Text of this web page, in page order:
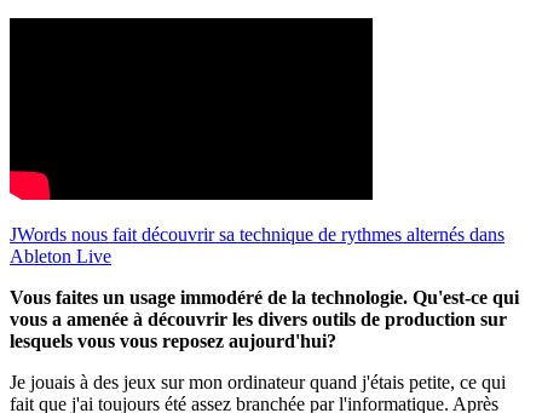
JWords nous fait découvrir sa technique de rythmes alternés dans
Ableton Live
Vous faites un usage immodéré de la technologie. Qu'est-ce qui
vous a amenée à découvrir les divers outils de production sur
lesquels vous vous reposez aujourd'hui?
Je jouais à des jeux sur mon ordinateur quand j'étais petite, ce qui
fait que j'ai toujours été assez branchée par l'informatique. Après